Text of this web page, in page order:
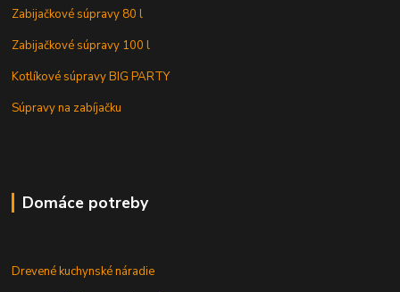
Zabijačkové súpravy 80 l
Zabijačkové súpravy 100 l
Kotlíkové súpravy BIG PARTY
Súpravy na zabíjačku
Domáce potreby
Drevené kuchynské náradie